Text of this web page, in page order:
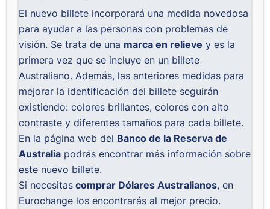
El nuevo billete incorporará una medida novedosa
para ayudar a las personas con problemas de
visión. Se trata de una marca en relieve y es la
primera vez que se incluye en un billete
Australiano. Además, las anteriores medidas para
mejorar la identificación del billete seguirán
existiendo: colores brillantes, colores con alto
contraste y diferentes tamaños para cada billete.
En la página web del Banco de la Reserva de
Australia podrás encontrar más información sobre
este nuevo billete.
Si necesitas comprar Dólares Australianos, en
Eurochange los encontrarás al mejor precio.